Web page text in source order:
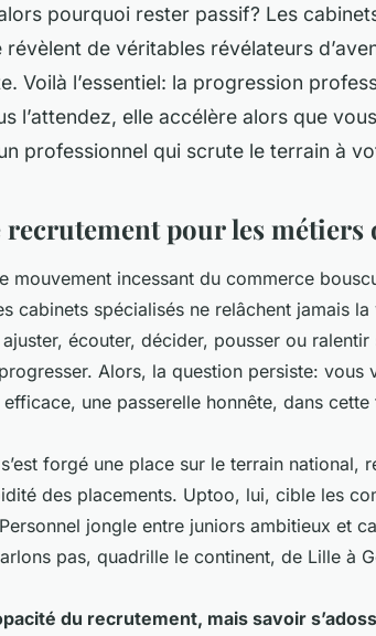
pourquoi rester passif? Les
révèlent de véritables révélateurs
Voilà l’essentiel: la progression
l’attendez, elle accélère alors que
professionnel qui scrute le terrain à
pour les métiers
mouvement incessant du commerce
cabinets spécialisés ne relâchent jamais
écouter, décider, pousser ou
Alors, la question persiste: vous
une passerelle honnête, dans
s’est forgé une place sur le terrain national,
des placements. Uptoo, lui, cible les
jongle entre juniors ambitieux et
pas, quadrille le continent, de Lille à
du recrutement, mais savoir